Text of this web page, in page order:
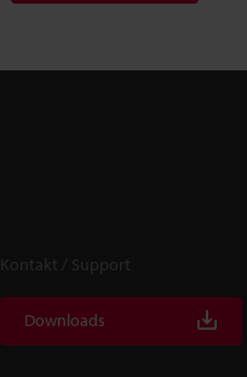
Kontakt / Support
Downloads